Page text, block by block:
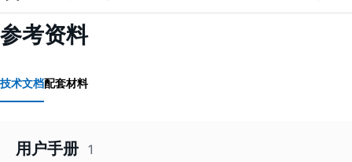
参考资料
技术文档配套材料
用户手册 1